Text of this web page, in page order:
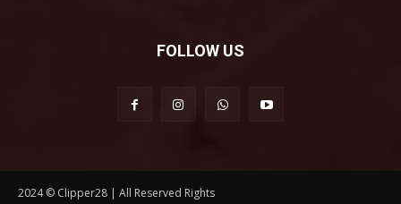
FOLLOW US
2024 © Clipper28 | All Reserved Rights